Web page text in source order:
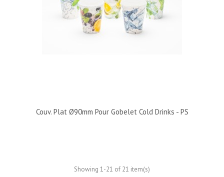
Couv. Plat Ø90mm Pour Gobelet Cold Drinks - PS
Showing 1-21 of 21 item(s)